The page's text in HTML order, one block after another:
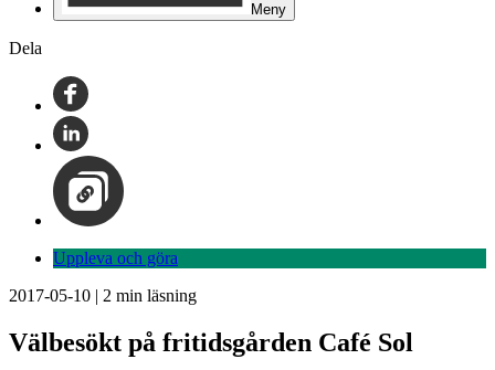
Meny
Dela
Uppleva och göra
2017-05-10 | 2 min läsning
Välbesökt på fritidsgården Café Sol